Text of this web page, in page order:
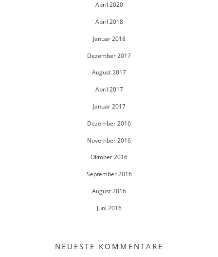
April 2020
April 2018
Januar 2018
Dezember 2017
August 2017
April 2017
Januar 2017
Dezember 2016
November 2016
Oktober 2016
September 2016
August 2016
Juni 2016
NEUESTE KOMMENTARE